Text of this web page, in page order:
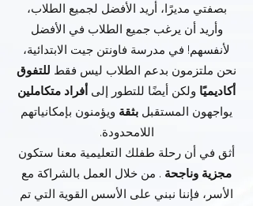
بصفتي مديرًا، أريد الأفضل لجميع الطلاب،
وأريد أن يرغب جميع الطلاب في الأفضل
لأنفسهم! في مدرسة فاونتن جيت الابتدائية،
نحن ملتزمون بدعم الطلاب ليس فقط للتفوق
أكاديميًا ولكن أيضًا للتطور إلى أفراد متكاملين
يواجهون المستقبل بثقة ويؤمنون بإمكانياتهم
اللامحدودة.
أثق في أن رحلة طفلك التعليمية معنا ستكون
مجزية وناجحة . من خلال العمل بالشراكة مع
الأسر، فإننا نبني على الأسس القوية التي تم